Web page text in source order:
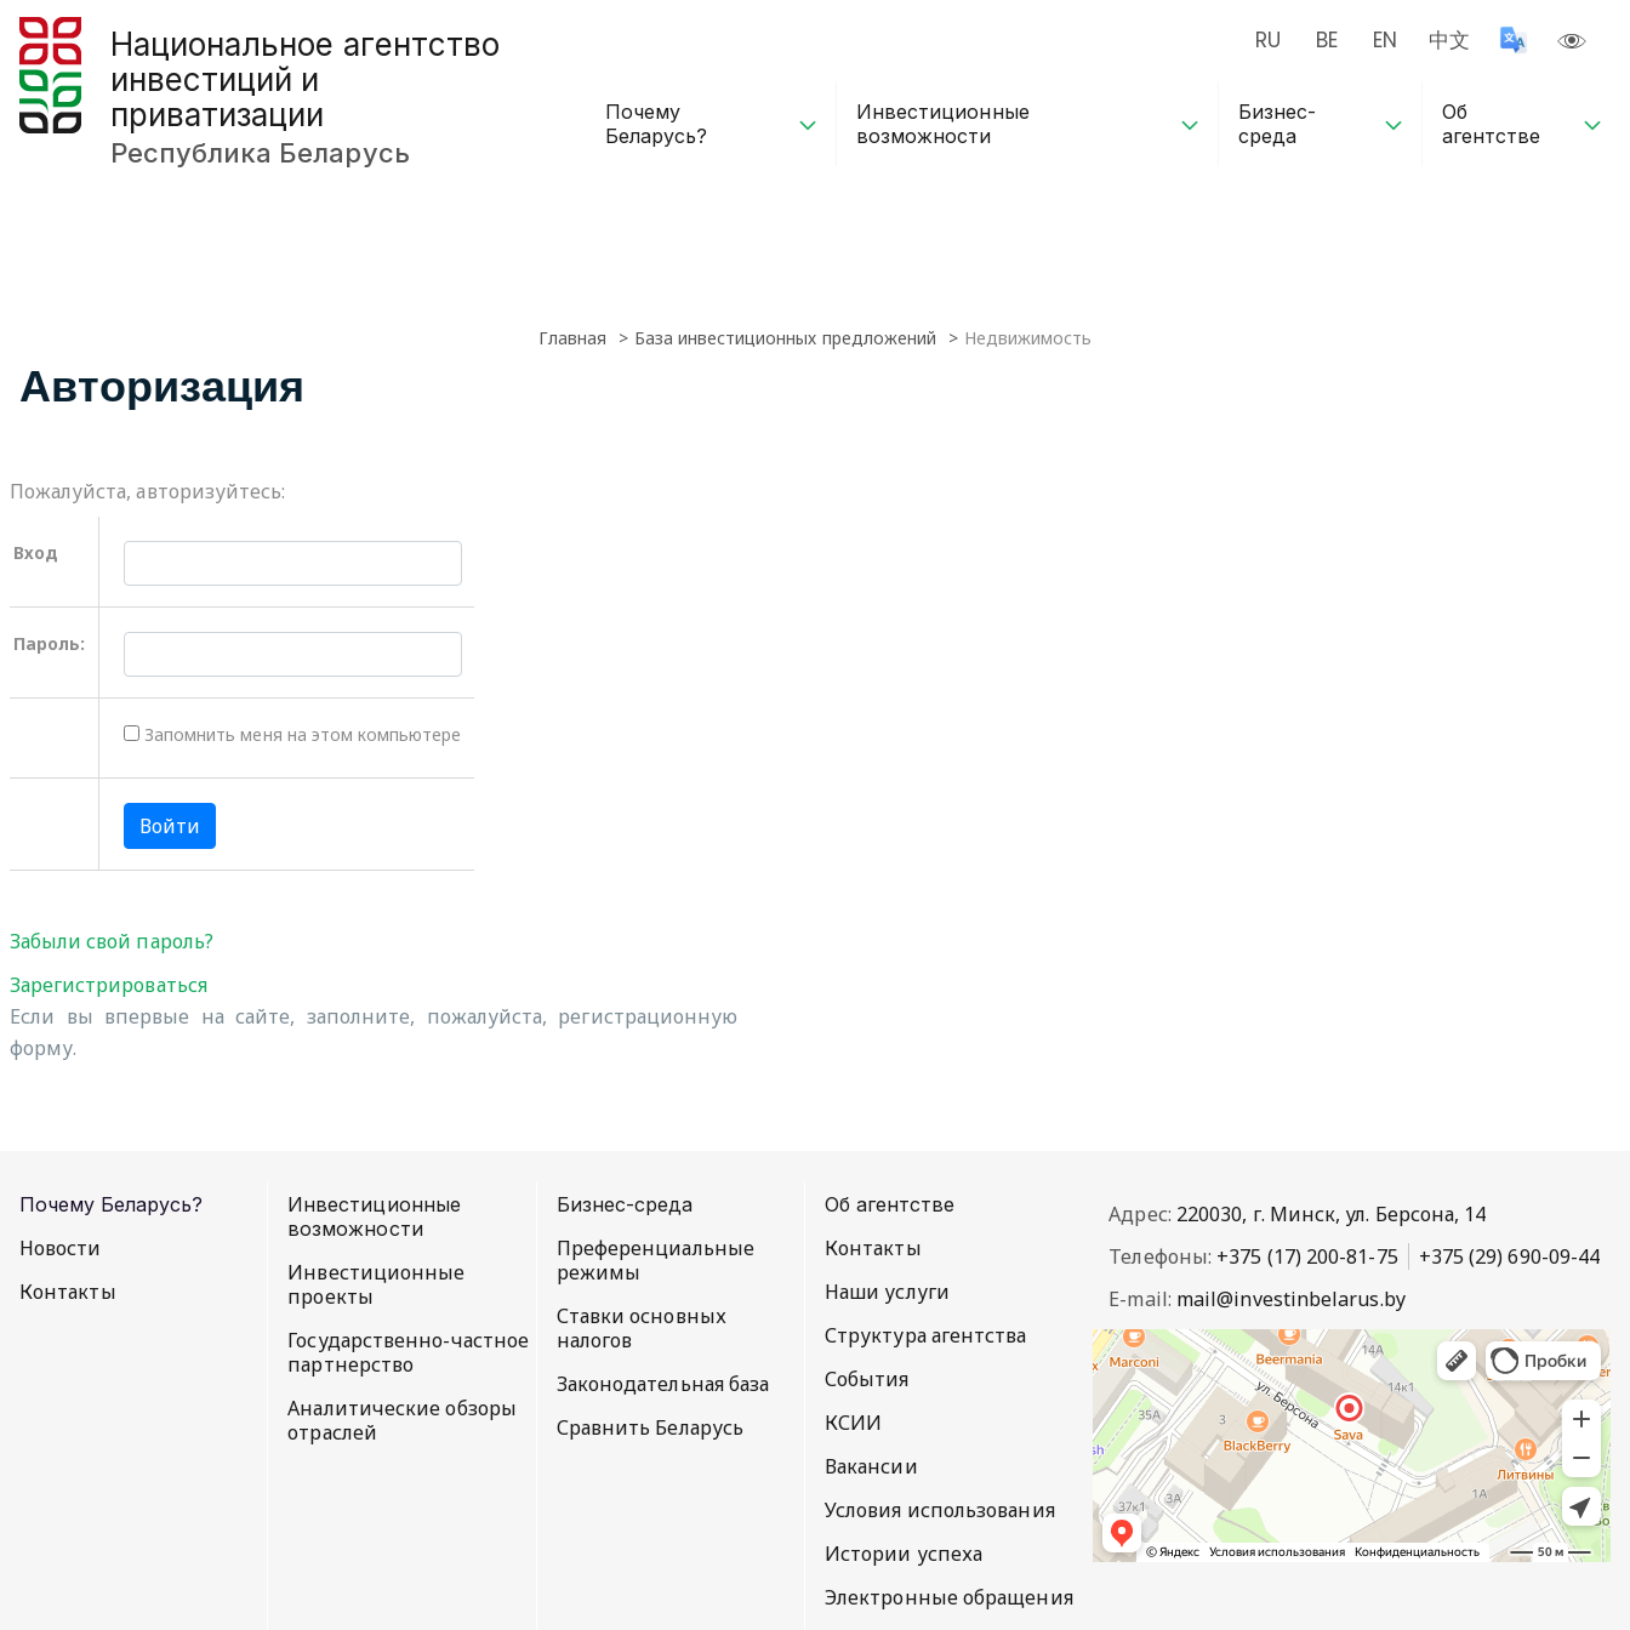
Национальное агентство
инвестиций и
приватизации
Республика Беларусь
RU BE EN 中文
Почему
Беларусь?
Инвестиционные
возможности
Бизнес-
среда
Об
агентстве
Главная База инвестиционных предложений Недвижимость
Авторизация
Пожалуйста, авторизуйтесь:
Вход
Пароль:
Запомнить меня на этом компьютере
Забыли свой пароль?
Зарегистрироваться
Если вы впервые на сайте, заполните, пожалуйста, регистрационную
форму.
Почему Беларусь?
Новости
Контакты
Инвестиционные
возможности
Инвестиционные
проекты
Государственно-частное
партнерство
Аналитические обзоры
отраслей
Бизнес-среда
Преференциальные
режимы
Ставки основных
налогов
Законодательная база
Сравнить Беларусь
Об агентстве
Контакты
Наши услуги
Структура агентства
События
КСИИ
Вакансии
Условия использования
Истории успеха
Электронные обращения
Адрес: 220030, г. Минск, ул. Берсона, 14
Телефоны: +375 (17) 200-81-75
+375 (29) 690-09-44
E-mail: mail@investinbelarus.by